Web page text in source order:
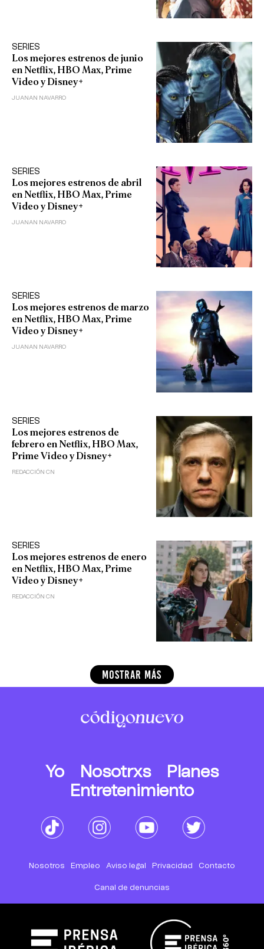
SERIES
Los mejores estrenos de junio
en Netflix, HBO Max, Prime
Video y Disney+
JUANAN NAVARRO
SERIES
Los mejores estrenos de abril
en Netflix, HBO Max, Prime
Video y Disney+
JUANAN NAVARRO
SERIES
Los mejores estrenos de marzo
en Netflix, HBO Max, Prime
Video y Disney+
JUANAN NAVARRO
SERIES
Los mejores estrenos de
febrero en Netflix, HBO Max,
Prime Video y Disney+
REDACCIÓN CN
SERIES
Los mejores estrenos de enero
en Netflix, HBO Max, Prime
Video y Disney+
REDACCIÓN CN
MOSTRAR MÁS
Yo Nosotrxs
Planes
Entretenimiento
Nosotros Empleo Aviso legal Privacidad Contacto
Canal de denuncias